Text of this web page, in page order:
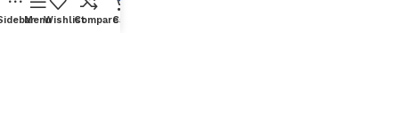
X (Twiter)
MenuWishlistCompareCart